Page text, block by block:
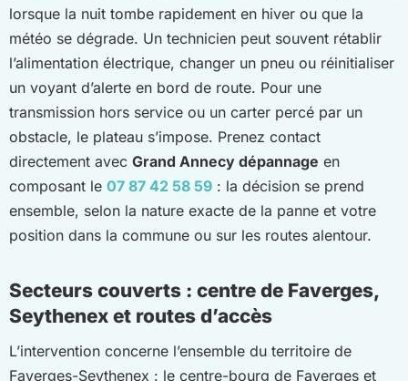
lorsque la nuit tombe rapidement en hiver ou que la
météo se dégrade. Un technicien peut souvent rétablir
l’alimentation électrique, changer un pneu ou réinitialiser
un voyant d’alerte en bord de route. Pour une
transmission hors service ou un carter percé par un
obstacle, le plateau s’impose. Prenez contact
directement avec Grand Annecy dépannage en
composant le 07 87 42 58 59 : la décision se prend
ensemble, selon la nature exacte de la panne et votre
position dans la commune ou sur les routes alentour.
Secteurs couverts : centre de Faverges,
Seythenex et routes d’accès
L’intervention concerne l’ensemble du territoire de
Faverges-Seythenex : le centre-bourg de Faverges et